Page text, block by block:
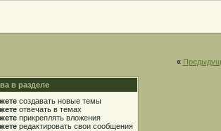
«
в разделе
создавать новые темы
отвечать в темах
прикреплять вложения
редактировать свои сообщения